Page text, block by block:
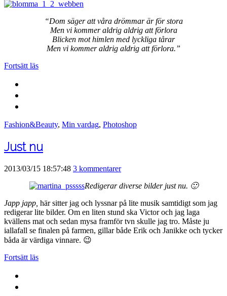
“Dom säger att våra drömmar är för stora
Men vi kommer aldrig aldrig att förlora
Blicken mot himlen med lyckliga tårar
Men vi kommer aldrig aldrig att förlora.”
Fortsätt läs
Fashion&Beauty, Min vardag, Photoshop
Just nu
2013/03/15 18:57:48 3 kommentarer
Redigerar diverse bilder just nu. 🙂
Japp japp, här sitter jag och lyssnar på lite musik samtidigt som jag
redigerar lite bilder. Om en liten stund ska Victor och jag laga
kvällens mat och sedan mysa framför tvn skulle jag tro. Måste ju
iallafall se finalen på farmen, gillar både Erik och Janikke och tycker
båda är värdiga vinnare. 😉
Fortsätt läs